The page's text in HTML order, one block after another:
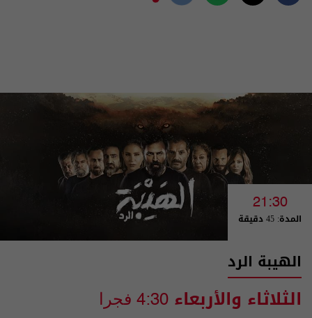
21:30
المدة: 45 دقيقة
الهيبة الرد
الثلاثاء والأربعاء 4:30 فجرا